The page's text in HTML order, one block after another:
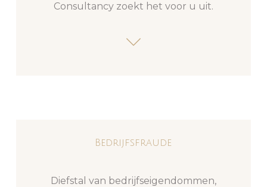
Consultancy zoekt het voor u uit.
Bedrijfsfraude
Diefstal van bedrijfseigendommen,